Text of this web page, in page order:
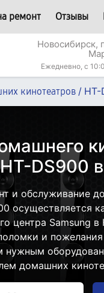
ремонт Отзывы
Новосибирск,
Ежедневно, с
кинотеатров / HT-
DS900
и обслуживание
осуществляется
центра Samsung
и
нужным
домашних